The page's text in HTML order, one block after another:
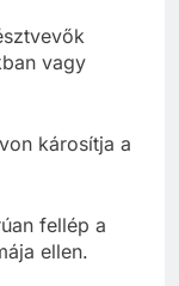
vagy
károsítja a
fellép a
ellen.